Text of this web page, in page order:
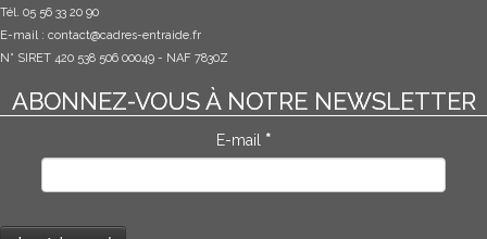
Tél. 05 56 33 20 90
E-mail : contact@cadres-entraide.fr
N° SIRET 420 538 506 00049 - NAF 7830Z
ABONNEZ-VOUS À NOTRE NEWSLETTER
E-mail *